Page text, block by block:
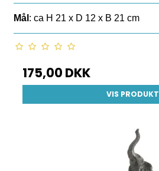
Mål : ca H 21 x D 12 x B 21 cm
175,00 DKK
VIS PRODUKT